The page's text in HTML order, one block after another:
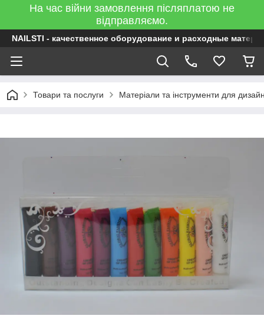
На час війни замовлення післяплатою не
відправляємо.
NAILSTI - качественное оборудование и расходные
Товари та послуги Матеріали та інструменти для